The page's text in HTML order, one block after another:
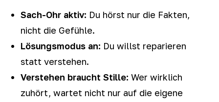
Sach-Ohr aktiv: Du hörst nur die Fakten,
nicht die Gefühle.
Lösungsmodus an: Du willst reparieren
statt verstehen.
Verstehen braucht Stille: Wer wirklich
zuhört, wartet nicht nur auf die eigene